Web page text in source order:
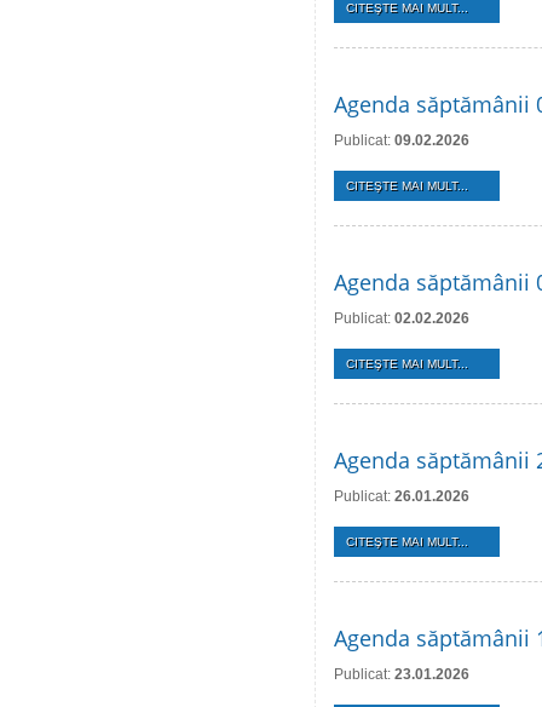
CITEŞTE MAI MULT...
Agenda săptămânii
Publicat: 09.02.2026
CITEŞTE MAI MULT...
Agenda săptămânii
Publicat: 02.02.2026
CITEŞTE MAI MULT...
Agenda săptămânii
Publicat: 26.01.2026
CITEŞTE MAI MULT...
Agenda săptămânii
Publicat: 23.01.2026